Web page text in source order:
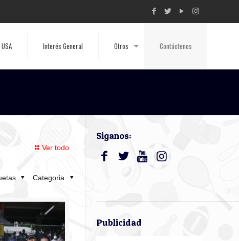
USA Interés General Otros Contáctenos
Ver todo
Categoria
Siganos:
Publicidad